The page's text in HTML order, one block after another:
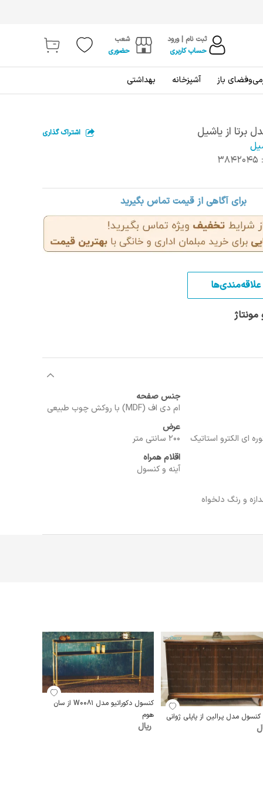
ثبت نام | ورود
حساب کاربری
شعب
حضوری
باز آشپزخانه بهداشتی
برتا از یاشیل اشتراک گذاری
3842045
برای آگاهی از قیمت تماس بگیرید
جنس صفحه
ام دی اف (MDF) با روکش چوب طبیعی
ای الکترو استاتیک
عرض
200 سانتی متر
اقلام همراه
آینه و کنسول
و رنگ دلخواه
کنسول مدل پرالین از پاپلی ژوانی
کنسول دکوراتیو مدل W0081 از سان
هوم
ریال